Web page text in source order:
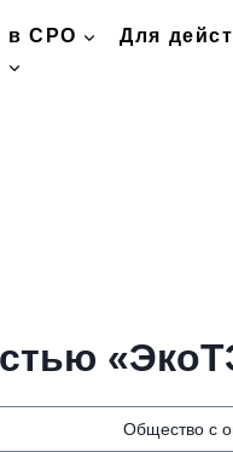
в СРО
Для
Общество с